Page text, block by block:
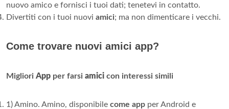
nuovo amico e fornisci i tuoi dati; tenetevi in contatto.
Divertiti con i tuoi nuovi amici; ma non dimenticare i vecchi.
Come trovare nuovi amici app?
Migliori App per farsi amici con interessi simili
1) Amino. Amino, disponibile come app per Android e